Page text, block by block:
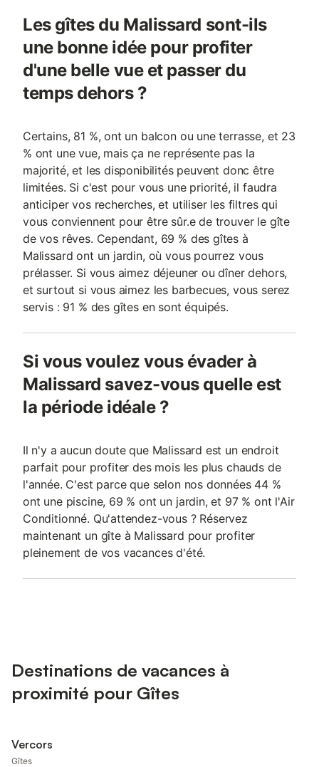
Les gîtes du Malissard sont-ils
une bonne idée pour profiter
d'une belle vue et passer du
temps dehors ?
Certains, 81 %, ont un balcon ou une terrasse, et 23
% ont une vue, mais ça ne représente pas la
majorité, et les disponibilités peuvent donc être
limitées. Si c'est pour vous une priorité, il faudra
anticiper vos recherches, et utiliser les filtres qui
vous conviennent pour être sûr.e de trouver le gîte
de vos rêves. Cependant, 69 % des gîtes à
Malissard ont un jardin, où vous pourrez vous
prélasser. Si vous aimez déjeuner ou dîner dehors,
et surtout si vous aimez les barbecues, vous serez
servis : 91 % des gîtes en sont équipés.
Si vous voulez vous évader à
Malissard savez-vous quelle est
la période idéale ?
Il n'y a aucun doute que Malissard est un endroit
parfait pour profiter des mois les plus chauds de
l'année. C'est parce que selon nos données 44 %
ont une piscine, 69 % ont un jardin, et 97 % ont l'Air
Conditionné. Qu'attendez-vous ? Réservez
maintenant un gîte à Malissard pour profiter
pleinement de vos vacances d'été.
Destinations de vacances à
proximité pour Gîtes
Vercors
Gîtes